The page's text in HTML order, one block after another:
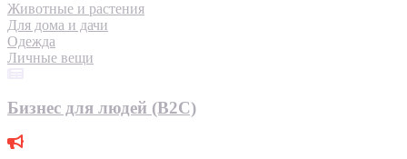
Животные и растения
Для дома и дачи
Одежда
Личные вещи
Бизнес для людей (B2C)